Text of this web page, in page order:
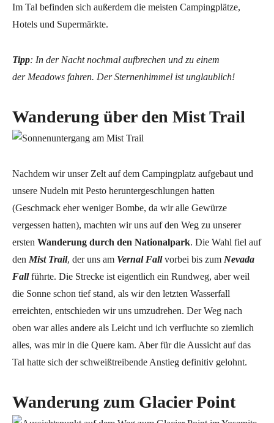
Im Tal befinden sich außerdem die meisten Campingplätze,
Hotels und Supermärkte.
Tipp: In der Nacht nochmal aufbrechen und zu einem
der Meadows fahren. Der Sternenhimmel ist unglaublich!
Wanderung über den Mist Trail
Nachdem wir unser Zelt auf dem Campingplatz aufgebaut und
unsere Nudeln mit Pesto heruntergeschlungen hatten
(Geschmack eher weniger Bombe, da wir alle Gewürze
vergessen hatten), machten wir uns auf den Weg zu unserer
ersten Wanderung durch den Nationalpark. Die Wahl fiel auf
den Mist Trail, der uns am Vernal Fallvorbei bis zum Nevada
Fallführte. Die Strecke ist eigentlich ein Rundweg, aber weil
die Sonne schon tief stand, als wir den letzten Wasserfall
erreichten, entschieden wir uns umzudrehen. Der Weg nach
oben war alles andere als Leicht und ich verfluchte so ziemlich
alles, was mir in die Quere kam. Aber für die Aussicht auf das
Tal hatte sich der schweißtreibende Anstieg definitiv gelohnt.
Wanderung zum Glacier Point